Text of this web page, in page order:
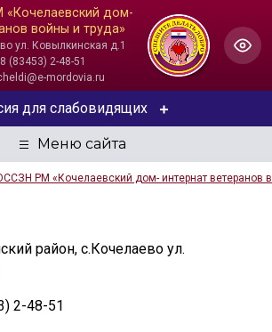
дом-
войны и труда»
ул. Ковылкинская д.1
8 (83453) 2-48-51
mordovia.ru
РМ «Кочелаевский дом- интернат ветеранов
для слабовидящих
ЦВЕТОВАЯ СХЕМА
Aa Aa Aa
ИЗОБРАЖЕНИЯ
район, с.Кочелаево ул.
2-48-51